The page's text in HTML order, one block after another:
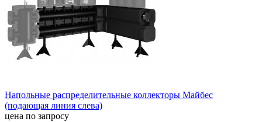
Напольные распределительные коллекторы Майбес
(подающая линия слева)
цена по запросу